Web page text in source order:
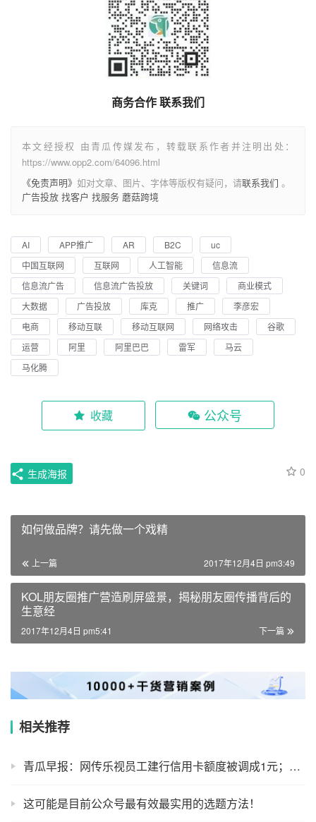
商务合作 联系我们
本文经授权 由青瓜传媒发布，转载联系作者并注明出处：
https://www.opp2.com/64096.html
《免责声明》 如对文章、图片、字体等版权有疑问，请联系我们 。
广告投放 找客户 找服务 蘑菇跨境
AI APP推广 AR B2C
uc
中国互联网
互联网 人工智能
信息流
信息流广告
信息流广告投放 关键词
商业模式
大数据
广告投放 库克 推广
李彦宏
电商
移动互联 移动互联网 网络攻击
谷歌
运营
阿里 阿里巴巴 雷军
马云
马化腾
收藏 公众号
0
生成海报
如何做品牌？请先做一个戏精
上一篇 2017年12月4日 pm3:49
KOL朋友圈推广营造刷屏盛景，揭秘朋友圈传播背后的
生意经
下一篇
2017年12月4日 pm5:41
相关推荐
青瓜早报：网传乐视员工建行信用卡额度被调成1元；苏宁再发声京东黑苏宁不是一天两天；王健林连续卖3家万达广场…
这可能是目前公众号最有效最实用的选题方法！